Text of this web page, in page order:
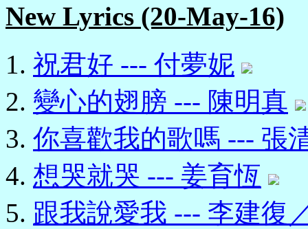
New Lyrics (20-May-16)
祝君好 --- 付夢妮
變心的翅膀 --- 陳明真
你喜歡我的歌嗎 --- 張
想哭就哭 --- 姜育恆
跟我說愛我 --- 李建復